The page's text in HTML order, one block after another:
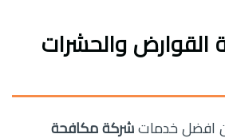
والحشرات
افضل خدمات شركة مكافحة